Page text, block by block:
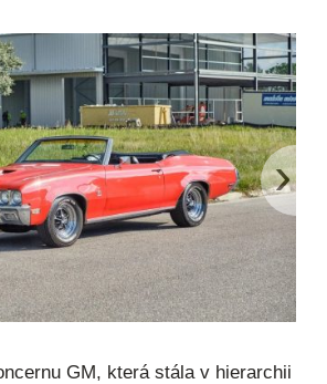
›
GM, která stála v hierarchii